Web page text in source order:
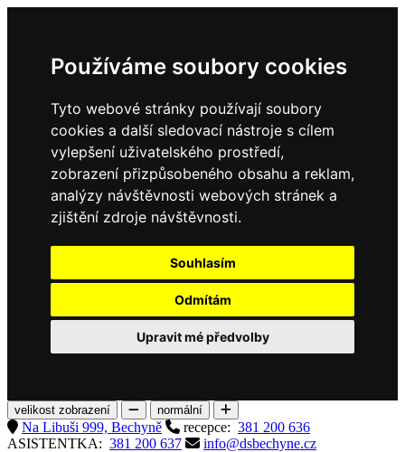
Používáme soubory cookies
Tyto webové stránky používají soubory
cookies a další sledovací nástroje s cílem
vylepšení uživatelského prostředí,
zobrazení přizpůsobeného obsahu a reklam,
analýzy návštěvnosti webových stránek a
zjištění zdroje návštěvnosti.
Souhlasím
Odmítám
Upravit mé předvolby
velikost zobrazení normální
Na Libuši 999, Bechyně recepce: 381 200 636
ASISTENTKA: 381 200 637
info@dsbechyne.cz